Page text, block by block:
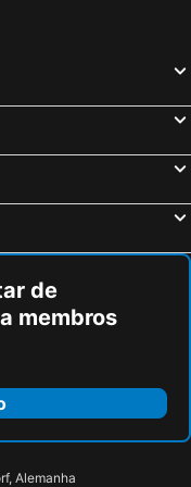
de Milfontes, Alentejo Hotéis
de
membros
Alemanha